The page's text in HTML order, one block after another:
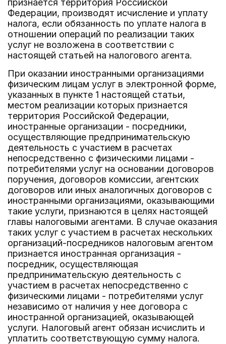
признается территория Российской
Федерации, производят исчисление и уплату
налога, если обязанность по уплате налога в
отношении операций по реализации таких
услуг не возложена в соответствии с
настоящей статьей на налогового агента.
При оказании иностранными организациями
физическим лицам услуг в электронной форме,
указанных в пункте 1 настоящей статьи,
местом реализации которых признается
территория Российской Федерации,
иностранные организации - посредники,
осуществляющие предпринимательскую
деятельность с участием в расчетах
непосредственно с физическими лицами -
потребителями услуг на основании договоров
поручения, договоров комиссии, агентских
договоров или иных аналогичных договоров с
иностранными организациями, оказывающими
такие услуги, признаются в целях настоящей
главы налоговыми агентами. В случае оказания
таких услуг с участием в расчетах нескольких
организаций-посредников налоговым агентом
признается иностранная организация -
посредник, осуществляющая
предпринимательскую деятельность с
участием в расчетах непосредственно с
физическими лицами - потребителями услуг
независимо от наличия у нее договора с
иностранной организацией, оказывающей
услуги. Налоговый агент обязан исчислить и
уплатить соответствующую сумму налога.